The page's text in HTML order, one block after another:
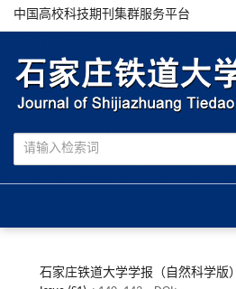
中国高校科技期刊集群服务平台
石家庄铁道大学学报（自然科学版）